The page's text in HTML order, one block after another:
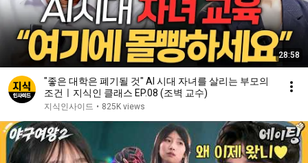
28:58
"좋은 대학은 폐기될 것" AI 시대 자녀를 살리는 부모의
조건ㅣ지식인 클래스 EP.08 (조벽 교수)
지식인사이드 • 825K views